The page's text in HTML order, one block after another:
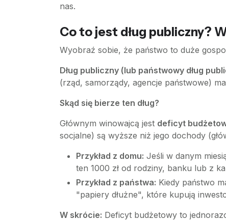
nas.
Co to jest dług publiczny?
Wyobraź sobie, że państwo to duże
Dług publiczny (lub państwowy dług
(rząd, samorządy, agencje państwowe)
Skąd się bierze ten dług?
Głównym winowajcą jest deficyt
socjalne) są wyższe niż jego dochody
Przykład z domu: Jeśli w danym
ten 1000 zł od rodziny, banku lub z
Przykład z państwa: Kiedy państwo
"papiery dłużne", które kupują
W skrócie: Deficyt budżetowy to